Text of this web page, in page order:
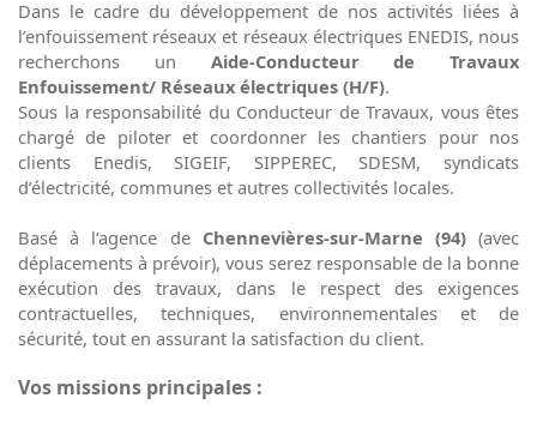
Dans le cadre du développement de nos activités liées à
l’enfouissement réseaux et réseaux électriques ENEDIS, nous
recherchons un Aide-Conducteur de Travaux
Enfouissement/ Réseaux électriques (H/F).
Sous la responsabilité du Conducteur de Travaux, vous êtes
chargé de piloter et coordonner les chantiers pour nos
clients Enedis, SIGEIF, SIPPEREC, SDESM, syndicats
d’électricité, communes et autres collectivités locales.
Basé à l’agence de Chennevières-sur-Marne (94)(avec
déplacements à prévoir), vous serez responsable de la bonne
exécution des travaux, dans le respect des exigences
contractuelles, techniques, environnementales et de
sécurité, tout en assurant la satisfaction du client.
Vos missions principales :